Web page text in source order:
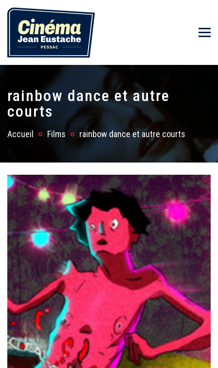
rainbow dance et autre
courts
Accueil Films rainbow dance et autre courts